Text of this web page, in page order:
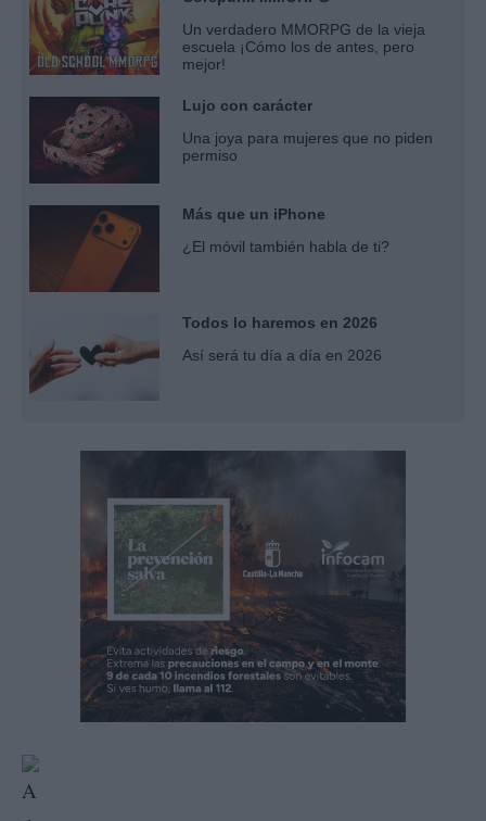
Un verdadero MMORPG de la vieja
escuela ¡Cómo los de antes, pero
mejor!
Lujo con carácter
Una joya para mujeres que no piden
permiso
Más que un iPhone
¿El móvil también habla de ti?
Todos lo haremos en 2026
Así será tu día a día en 2026